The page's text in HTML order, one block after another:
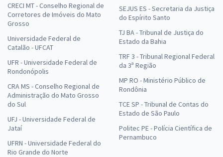
CRECI MT - Conselho Regional de
Corretores de Imóveis do Mato
Grosso
Universidade Federal de
Catalão - UFCAT
UFR - Universidade Federal de
Rondonópolis
CRA MS - Conselho Regional de
Administração do Mato Grosso
do Sul
UFJ - Universidade Federal de
Jataí
UFRN - Universidade Federal do
Rio Grande do Norte
SEJUS ES - Secretaria da Justiça
do Espírito Santo
TJ BA - Tribunal de Justiça do
Estado da Bahia
TRF 3 - Tribunal Regional Federal
da 3ª Região
MP RO - Ministério Público de
Rondônia
TCE SP - Tribunal de Contas do
Estado de São Paulo
Politec PE - Polícia Científica de
Pernambuco